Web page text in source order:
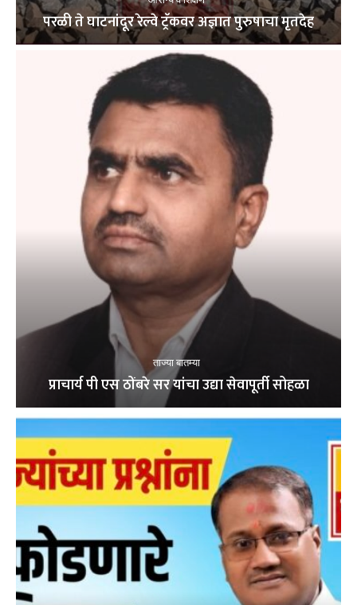
परळी ते घाटनांदूर रेल्वे ट्रॅकवर अज्ञात पुरुषाचा मृतदेह
ताज्या बातम्या
प्राचार्य पी एस ठोंबरे सर यांचा उद्या सेवापूर्ती सोहळा